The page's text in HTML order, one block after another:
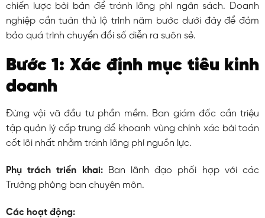
chiến lược bài bản để tránh lãng phí ngân sách. Doanh
nghiệp cần tuân thủ lộ trình năm bước dưới đây để đảm
bảo quá trình chuyển đổi số diễn ra suôn sẻ.
Bước 1: Xác định mục tiêu kinh
doanh
Đừng vội vã đầu tư phần mềm. Ban giám đốc cần triệu
tập quản lý cấp trung để khoanh vùng chính xác bài toán
cốt lõi nhất nhằm tránh lãng phí nguồn lực.
Phụ trách triển khai:Ban lãnh đạo phối hợp với các
Trưởng phòng ban chuyên môn.
Các hoạt động: